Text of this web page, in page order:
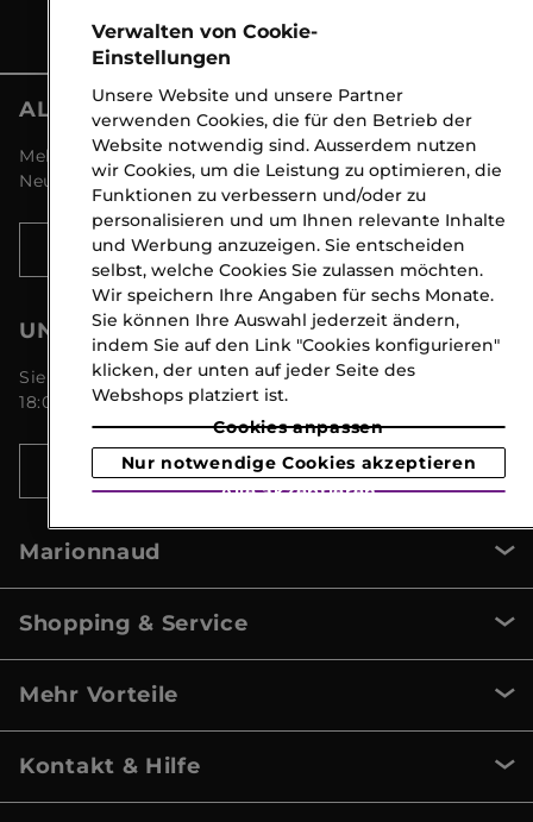
ALLE NEWS VON MARIONNAUD
Melden Sie sich an und entdecken Sie alle
Neuigkeiten und Aktionen!
ANMELDEN
UNSER KUNDENSERVICE
Sie erreichen uns Montags bis Freitags von 09:00 -
18:00 Uhr unter 044 8 267 267
MEHR
Marionnaud
Shopping & Service
Mehr Vorteile
Kontakt & Hilfe
Verwalten von Cookie-
Einstellungen
Unsere Website und unsere Partner
verwenden Cookies, die für den Betrieb der
Website notwendig sind. Ausserdem nutzen
wir Cookies, um die Leistung zu optimieren, die
Funktionen zu verbessern und/oder zu
personalisieren und um Ihnen relevante Inhalte
und Werbung anzuzeigen. Sie entscheiden
selbst, welche Cookies Sie zulassen möchten.
Wir speichern Ihre Angaben für sechs Monate.
Sie können Ihre Auswahl jederzeit ändern,
indem Sie auf den Link "Cookies konfigurieren"
klicken, der unten auf jeder Seite des
Webshops platziert ist.
Cookies anpassen
Nur notwendige Cookies akzeptieren
Alle akzeptieren